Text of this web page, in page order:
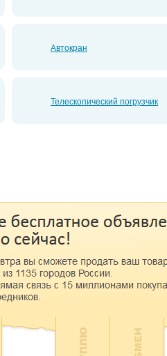
Автокран
Телескопический погрузчик